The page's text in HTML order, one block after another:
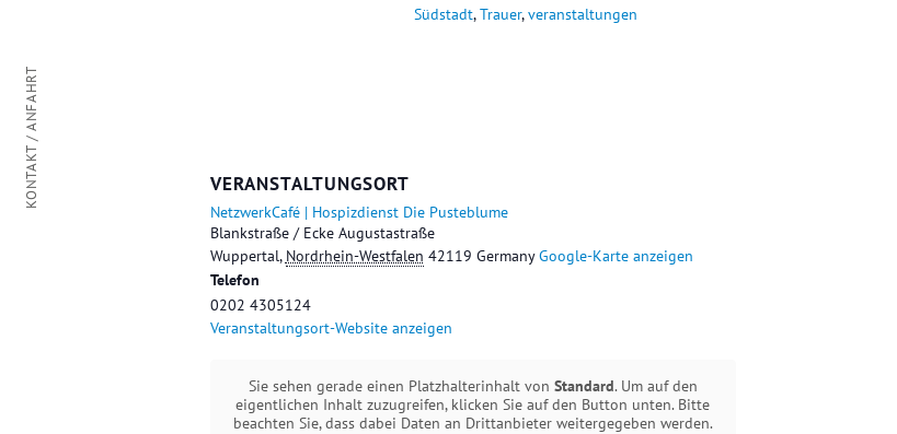
Südstadt,Trauer,veranstaltungen
VERANSTALTUNGSORT
NetzwerkCafé | Hospizdienst Die Pusteblume
Blankstraße / Ecke Augustastraße
Wuppertal, Nordrhein-Westfalen 42119 Germany Google-Karte anzeigen
Telefon
0202 4305124
Veranstaltungsort-Website anzeigen
Sie sehen gerade einen Platzhalterinhalt von Standard. Um auf den
eigentlichen Inhalt zuzugreifen, klicken Sie auf den Button unten. Bitte
beachten Sie, dass dabei Daten an Drittanbieter weitergegeben werden.
KONTAKT / ANFAHRT